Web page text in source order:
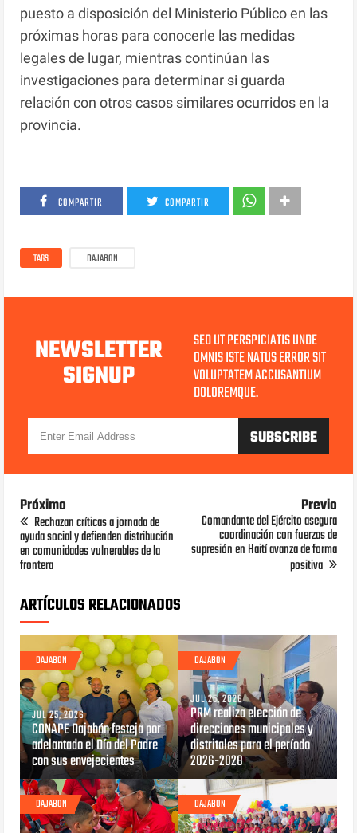
puesto a disposición del Ministerio Público en las
próximas horas para conocerle las medidas
legales de lugar, mientras continúan las
investigaciones para determinar si guarda
relación con otros casos similares ocurridos en la
provincia.
COMPARTIR COMPARTIR
TAGS DAJABON
NEWSLETTER
SIGNUP
SED UT PERSPICIATIS UNDE
OMNIS ISTE NATUS ERROR SIT
VOLUPTATEM ACCUSANTIUM
DOLOREMQUE.
Próximo
Rechazan críticas a jornada de
ayuda social y defienden distribución
en comunidades vulnerables de la
frontera
Previo
Comandante del Ejército asegura
coordinación con fuerzas de
supresión en Haití avanza de forma
positiva
ARTÍCULOS RELACIONADOS
DAJABON
JUL 25, 2026
CONAPE Dajabón festeja por
adelantado el Día del Padre
con sus envejecientes
DAJABON
JUL 25, 2026
PRM realiza elección de
direcciones municipales y
distritales para el período
2026-2028
DAJABON DAJABON